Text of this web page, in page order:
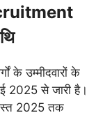
के उम्मीदवारों के
2025 से जारी है।
2025 तक